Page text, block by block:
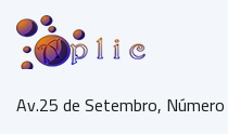
Av.25 de Setembro,